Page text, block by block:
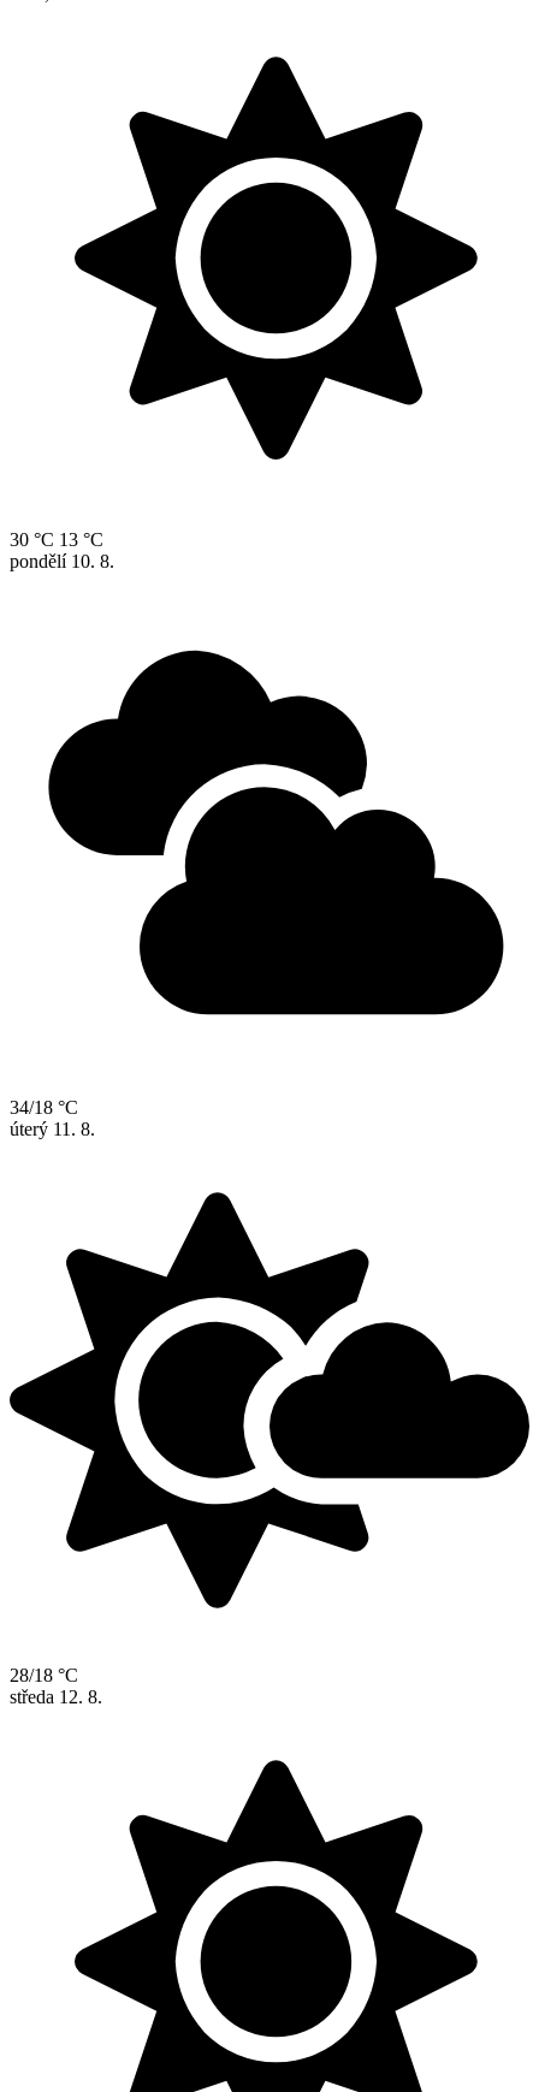
30 °C 13 °C
pondělí 10. 8.
34/18 °C
úterý 11. 8.
28/18 °C
středa 12. 8.